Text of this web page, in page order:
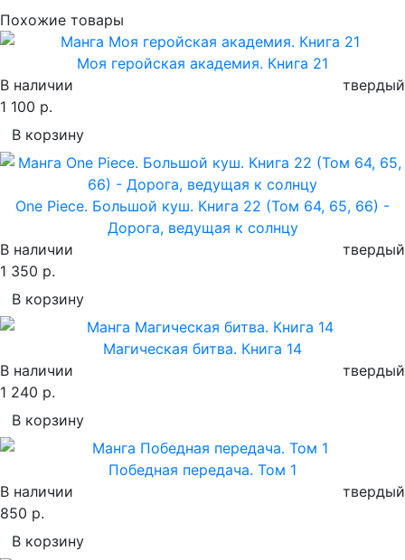
Похожие товары
Моя геройская академия. Книга 21
В наличии
твердый
1 100 р.
В корзину
One Piece. Большой куш. Книга 22 (Том 64, 65, 66) -
Дорога, ведущая к солнцу
В наличии
твердый
1 350 р.
В корзину
Магическая битва. Книга 14
В наличии
твердый
1 240 р.
В корзину
Победная передача. Том 1
В наличии
твердый
850 р.
В корзину